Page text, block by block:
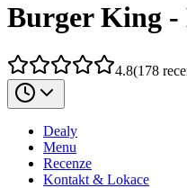
Burger King -
4.8(178
Dealy
Menu
Recenze
Kontakt & Lokace